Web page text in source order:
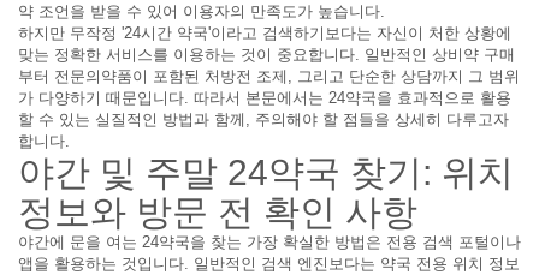
약 조언을 받을 수 있어 이용자의 만족도가 높습니다.
하지만 무작정 '24시간 약국'이라고 검색하기보다는 자신이 처한 상황에
맞는 정확한 서비스를 이용하는 것이 중요합니다. 일반적인 상비약 구매
부터 전문의약품이 포함된 처방전 조제, 그리고 단순한 상담까지 그 범위
가 다양하기 때문입니다. 따라서 본문에서는 24약국을 효과적으로 활용
할 수 있는 실질적인 방법과 함께, 주의해야 할 점들을 상세히 다루고자
합니다.
야간 및 주말 24약국 찾기: 위치
정보와 방문 전 확인 사항
야간에 문을 여는 24약국을 찾는 가장 확실한 방법은 전용 검색 포털이나
앱을 활용하는 것입니다. 일반적인 검색 엔진보다는 약국 전용 위치 정보